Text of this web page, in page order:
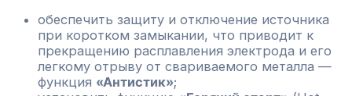
обеспечить защиту и отключение источника
при коротком замыкании, что приводит к
прекращению расплавления электрода и его
легкому отрыву от свариваемого металла —
функция «Антистик»;